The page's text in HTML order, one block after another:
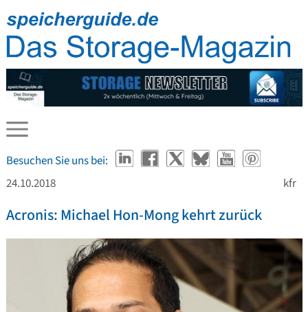
Besuchen Sie uns bei:
24.10.2018
kfr
Acronis: Michael Hon-Mong kehrt zurück